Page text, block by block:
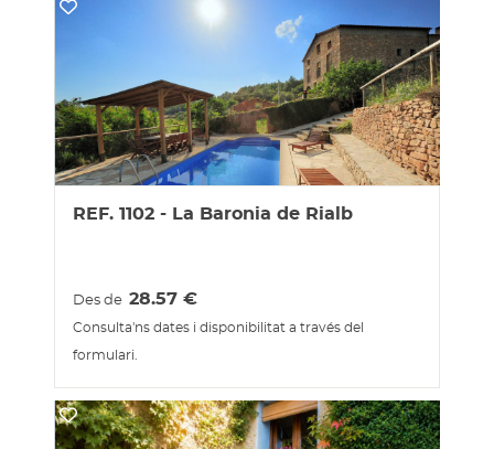
REF. 1102 - La Baronia de Rialb
Des de 28.57€
Consulta'ns dates i disponibilitat a través del
formulari.